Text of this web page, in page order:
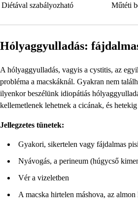
Diétával szabályozható
Műtéti
Hólyaggyulladás:
A hólyaggyulladás, vagyis a cystitis, az
probléma a macskáknál. Gyakran nem
ilyenkor beszélünk idiopátiás
kellemetlenek lehetnek a cicának, és
Jellegzetes tünetek:
Gyakori, sikertelen vagy fájdalmas
Nyávogás, a perineum (húgycső
Vér a vizeletben
A macska hirtelen máshova, az